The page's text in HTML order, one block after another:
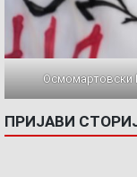
Осмомартовски
ПРИЈАВИ